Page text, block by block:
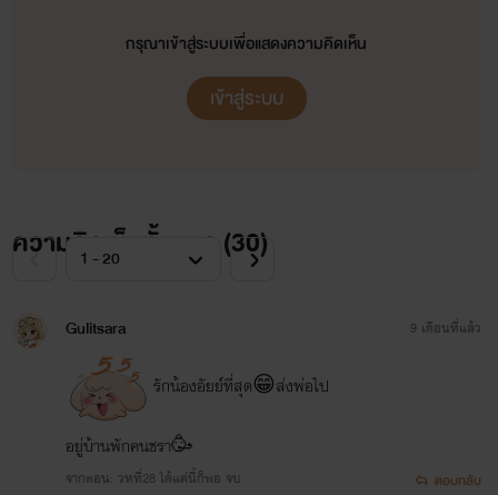
กรุณาเข้าสู่ระบบเพื่อแสดงความคิดเห็น
เข้าสู่ระบบ
ความคิดเห็นทั้งหมด (30)
Gulitsara
รักน้องอัยย์ที่สุด😁ส่งพ่อไป
อยู่บ้านพักคนชรา🥳
จากตอน: วทที่28 ได้แค่นี้ก็พอ จบ
9 เดือนที่แล้ว
ตอบกลับ